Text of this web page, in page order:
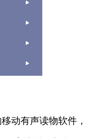
动有声读物软件，